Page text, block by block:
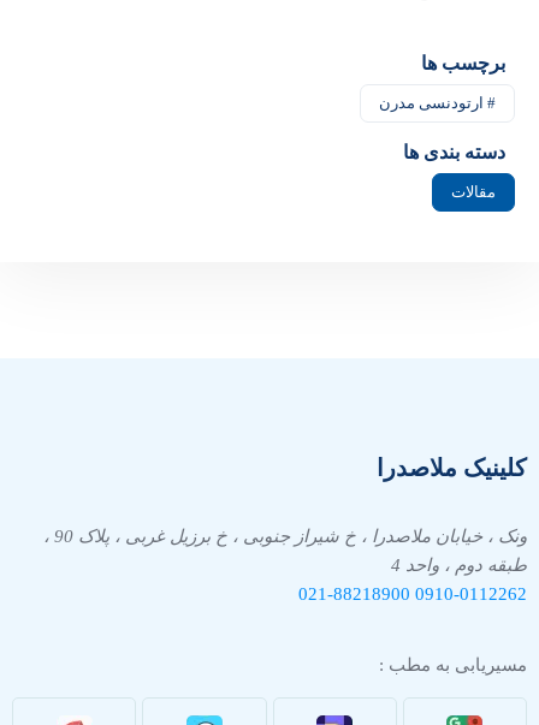
برچسب ها
# ارتودنسی مدرن
دسته بندی ها
مقالات
کلینیک ملاصدرا
ونک ، خیابان ملاصدرا ، خ شیراز جنوبی ، خ برزیل غربی ، پلاک 90 ،
طبقه دوم ، واحد 4
0910-0112262
021-88218900
مسیریابی به مطب :